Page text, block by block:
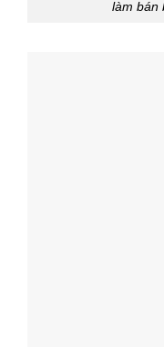
làm bán